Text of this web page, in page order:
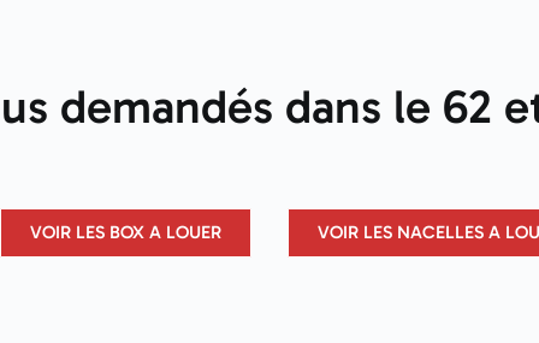
demandés dans le 62
VOIR LES BOX A LOUER VOIR LES NACELLES A